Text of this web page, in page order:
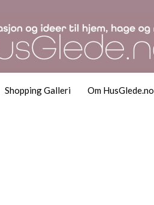
Shopping Galleri Om HusGlede.no